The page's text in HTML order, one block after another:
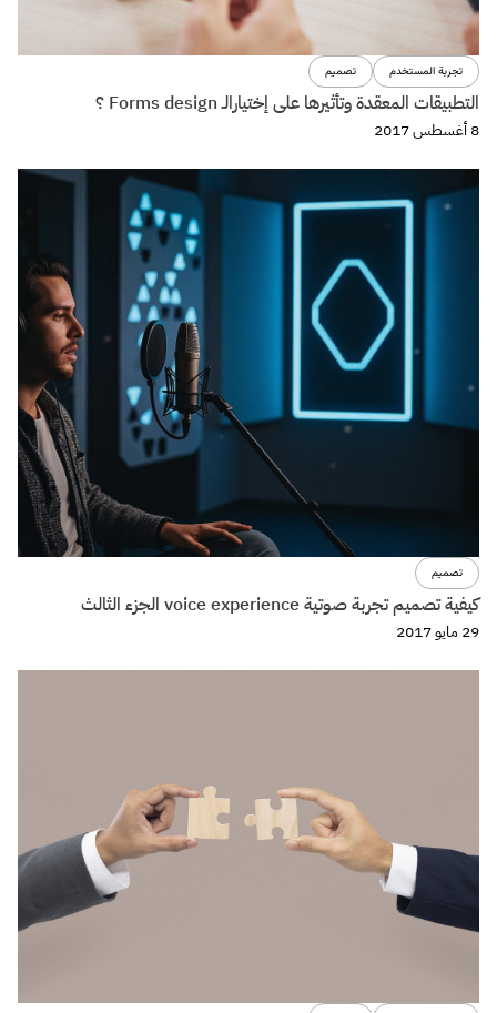
تجربة المستخدم تصميم
التطبيقات المعقدة وتأثيرها على إختيارالـ Forms design ؟
8 أغسطس 2017
تصميم
كيفية تصميم تجربة صوتية voice experience الجزء الثالث
29 مايو 2017